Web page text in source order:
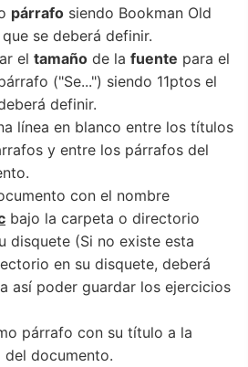
párrafo siendo Bookman Old
se deberá definir.
el tamaño de la fuente para el
("Se...") siendo 11ptos el
definir.
línea en blanco entre los títulos
y entre los párrafos del
con el nombre
bajo la carpeta o directorio
disquete (Si no existe esta
en su disquete, deberá
así poder guardar los ejercicios
párrafo con su título a la
del documento.